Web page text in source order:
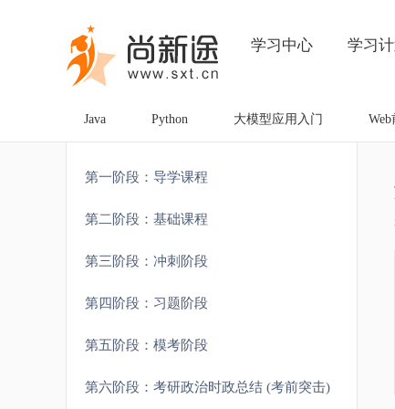
学习中心 学习计
Java Python 大模型应用入门
第一阶段：导学课程
第二阶段：基础课程
第三阶段：冲刺阶段
第四阶段：习题阶段
第五阶段：模考阶段
第六阶段：考研政治时政总结 (考前突击)